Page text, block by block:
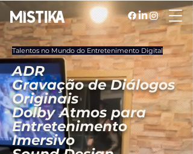
Talentos no Mundo do Entretenimento Digital
ADR
Gravação de Diálogos
Originais
Dolby Atmos para
Entretenimento
Imersivo